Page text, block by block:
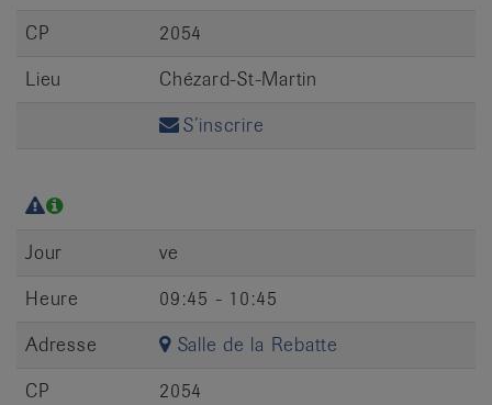
CP
2054
Lieu
Chézard-St-Martin
S’inscrire
Jour
ve
Heure
09:45 - 10:45
Adresse
Salle de la Rebatte
CP
2054